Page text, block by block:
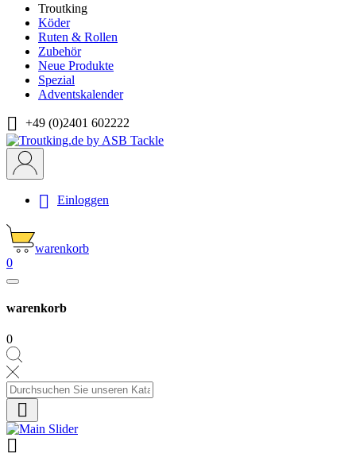
Troutking
Köder
Ruten & Rollen
Zubehör
Neue Produkte
Spezial
Adventskalender
 +49 (0)2401 602222
 Einloggen
warenkorb
0
warenkorb
0

